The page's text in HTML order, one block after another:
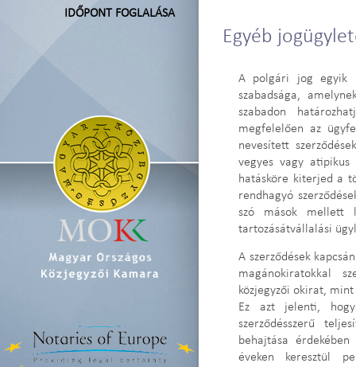
IDŐPONT FOGLALÁSA
Egyéb
A polgári jog egyik
szabadsága,
szabadon
megfelelően az
nevesített
vegyes vagy atipikus
hatásköre kiterjed a
rendhagyó
szó mások mellett
tartozásátvállalási
A szerződések
magánokiratokkal
közjegyzői okirat,
Ez azt jelenti,
szerződésszerű
behajtása
éveken keresztül